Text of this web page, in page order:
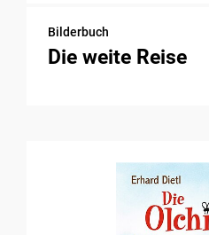
Bilderbuch
Die weite Reise